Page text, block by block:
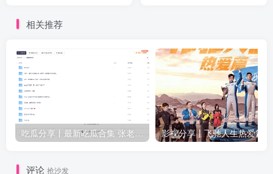
相关推荐
吃瓜分享丨最新吃瓜合集 张老师与学生等众多新瓜
评论 抢沙发